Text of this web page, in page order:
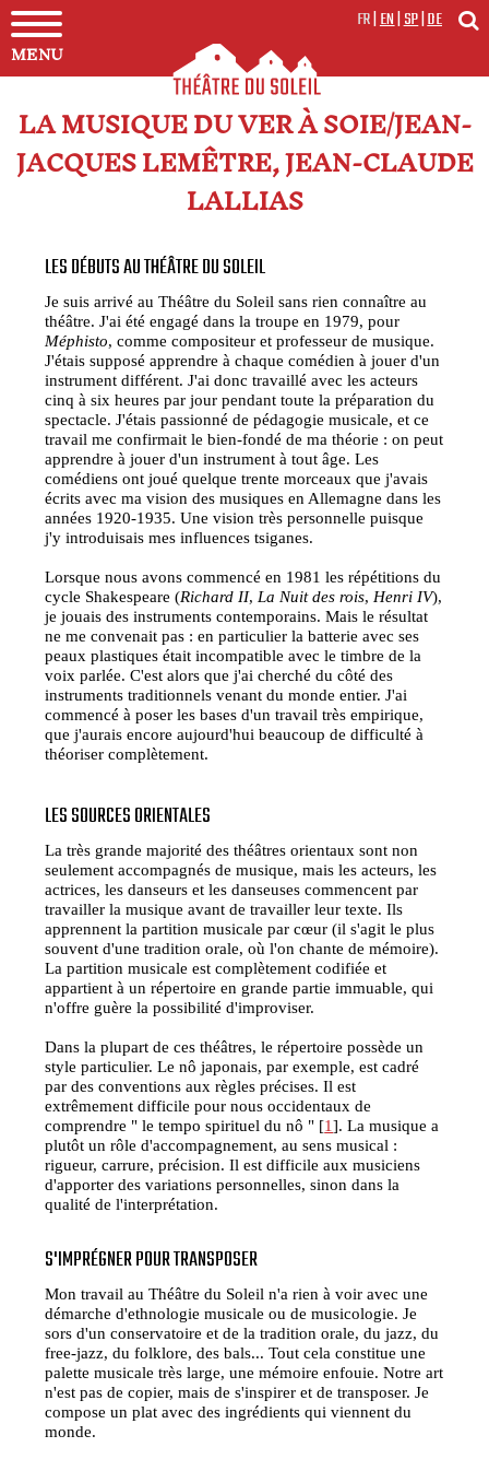
MENU
FR|EN|SP|DE
LA MUSIQUE DU VER À SOIE/JEAN-
JACQUES LEMÊTRE, JEAN-CLAUDE
LALLIAS
LES DÉBUTS AU THÉÂTRE DU SOLEIL
Je suis arrivé au Théâtre du Soleil sans rien connaître au
théâtre. J'ai été engagé dans la troupe en 1979, pour
Méphisto, comme compositeur et professeur de musique.
J'étais supposé apprendre à chaque comédien à jouer d'un
instrument différent. J'ai donc travaillé avec les acteurs
cinq à six heures par jour pendant toute la préparation du
spectacle. J'étais passionné de pédagogie musicale, et ce
travail me confirmait le bien-fondé de ma théorie : on peut
apprendre à jouer d'un instrument à tout âge. Les
comédiens ont joué quelque trente morceaux que j'avais
écrits avec ma vision des musiques en Allemagne dans les
années 1920-1935. Une vision très personnelle puisque
j'y introduisais mes influences tsiganes.
Lorsque nous avons commencé en 1981 les répétitions du
cycle Shakespeare (Richard II, La Nuit des rois, Henri IV),
je jouais des instruments contemporains. Mais le résultat
ne me convenait pas : en particulier la batterie avec ses
peaux plastiques était incompatible avec le timbre de la
voix parlée. C'est alors que j'ai cherché du côté des
instruments traditionnels venant du monde entier. J'ai
commencé à poser les bases d'un travail très empirique,
que j'aurais encore aujourd'hui beaucoup de difficulté à
théoriser complètement.
LES SOURCES ORIENTALES
La très grande majorité des théâtres orientaux sont non
seulement accompagnés de musique, mais les acteurs, les
actrices, les danseurs et les danseuses commencent par
travailler la musique avant de travailler leur texte. Ils
apprennent la partition musicale par cœur (il s'agit le plus
souvent d'une tradition orale, où l'on chante de mémoire).
La partition musicale est complètement codifiée et
appartient à un répertoire en grande partie immuable, qui
n'offre guère la possibilité d'improviser.
Dans la plupart de ces théâtres, le répertoire possède un
style particulier. Le nô japonais, par exemple, est cadré
par des conventions aux règles précises. Il est
extrêmement difficile pour nous occidentaux de
comprendre " le tempo spirituel du nô " [1]. La musique a
plutôt un rôle d'accompagnement, au sens musical :
rigueur, carrure, précision. Il est difficile aux musiciens
d'apporter des variations personnelles, sinon dans la
qualité de l'interprétation.
S'IMPRÉGNER POUR TRANSPOSER
Mon travail au Théâtre du Soleil n'a rien à voir avec une
démarche d'ethnologie musicale ou de musicologie. Je
sors d'un conservatoire et de la tradition orale, du jazz, du
free-jazz, du folklore, des bals... Tout cela constitue une
palette musicale très large, une mémoire enfouie. Notre art
n'est pas de copier, mais de s'inspirer et de transposer. Je
compose un plat avec des ingrédients qui viennent du
monde.